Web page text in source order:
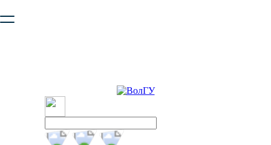
безопасную работу с сайтом. Пожалуйста